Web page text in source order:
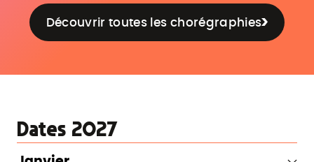
Découvrir toutes les chorégraphies
Dates 2027